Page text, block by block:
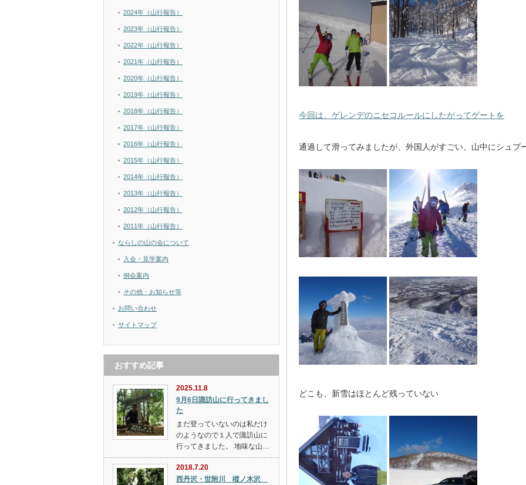
今回は、ゲレンデのニセコルールにしたがってゲートを
通過して滑ってみましたが、外国人がすごい、山中にシュプ
どこも、新雪はほとんど残っていない
2024年（山行報告）
2023年（山行報告）
2022年（山行報告）
2021年（山行報告）
2020年（山行報告）
2019年（山行報告）
2018年（山行報告）
2017年（山行報告）
2016年（山行報告）
2015年（山行報告）
2014年（山行報告）
2013年（山行報告）
2012年（山行報告）
2011年（山行報告）
ならしの山の会について
入会・見学案内
例会案内
その他・お知らせ等
お問い合わせ
サイトマップ
おすすめ記事
2025.11.8
9月6日諏訪山に行ってきまし
た
まだ登っていないのは私だけ
のようなので１人で諏訪山に
行ってきました。 地味な山…
2018.7.20
西丹沢・世附川 樅ノ木沢